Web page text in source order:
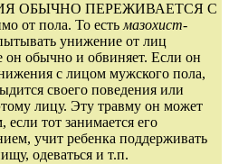
ОБЫЧНО ПЕРЕЖИВАЕТСЯ С
от пола. То есть мазохист‑
унижение от лиц
обычно и обвиняет. Если он
с лицом мужского пола,
своего поведения или
лицу. Эту травму он может
тот занимается его
учит ребенка поддерживать
одеваться и т.п.